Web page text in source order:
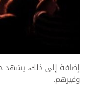
إضافة إلى ذلك، يشهد
وغيرهم.